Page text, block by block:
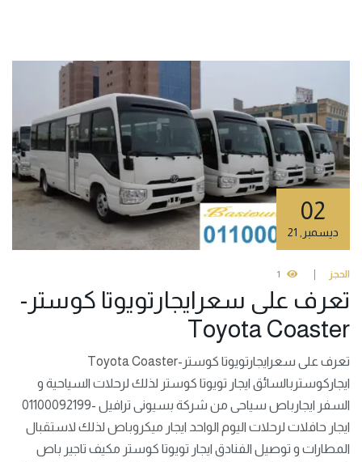
02
ديسمبر
الحجز 1
تعرف على سعرايجارتويوتا كوستر-
Toyota Coaster
تعرف على سعرايجارتويوتا كوستر-Toyota Coaster
ايجاركوستربالسائق ايجار تويوتا كوستر لذلك لرحلات السياحية و
السفر ايجارباص سياحى من شركة بسيونى ترافيل -01100092199
ايجار حافلات لرحلات اليوم الواحد ايجار ميكروباص لذلك لاستقبال
المطارات و توصيل الفنادق ايجار تويوتا كوستر مكيف تاجير باص